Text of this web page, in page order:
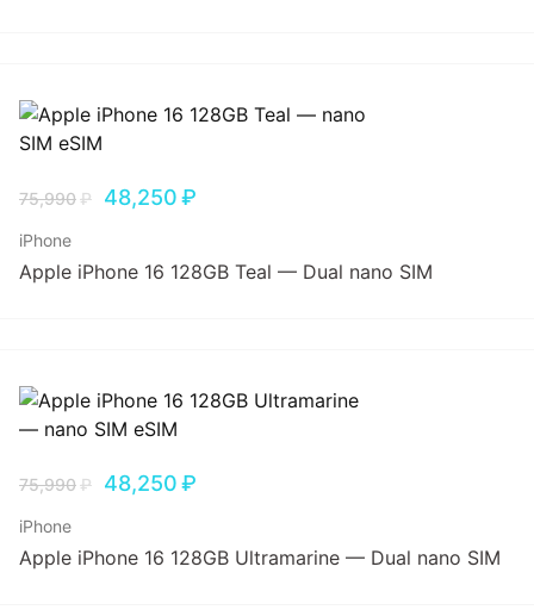
75,990₽ 48,250₽
iPhone
Apple iPhone 16 128GB Teal — Dual nano SIM
75,990₽ 48,250₽
iPhone
Apple iPhone 16 128GB Ultramarine — Dual nano SIM